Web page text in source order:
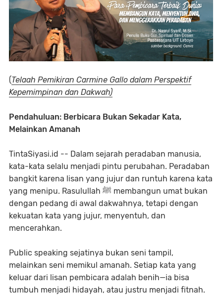
(Telaah Pemikiran Carmine Gallo dalam Perspektif
Kepemimpinan dan Dakwah)
Pendahuluan: Berbicara Bukan Sekadar Kata,
Melainkan Amanah
TintaSiyasi.id -- Dalam sejarah peradaban manusia,
kata-kata selalu menjadi pintu perubahan. Peradaban
bangkit karena lisan yang jujur dan runtuh karena kata
yang menipu. Rasulullah ﷺ membangun umat bukan
dengan pedang di awal dakwahnya, tetapi dengan
kekuatan kata yang jujur, menyentuh, dan
mencerahkan.
Public speaking sejatinya bukan seni tampil,
melainkan seni memikul amanah. Setiap kata yang
keluar dari lisan pembicara adalah benih—ia bisa
tumbuh menjadi hidayah, atau justru menjadi fitnah.